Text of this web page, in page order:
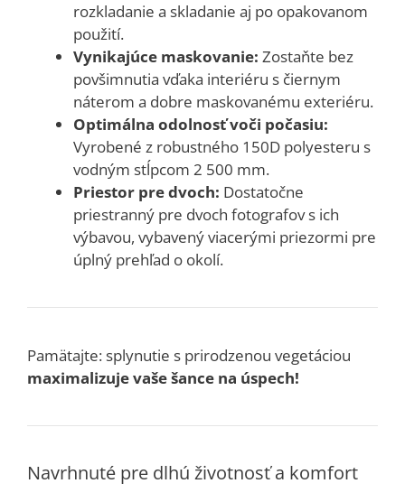
rozkladanie a skladanie aj po opakovanom
použití.
Vynikajúce maskovanie: Zostaňte bez
povšimnutia vďaka interiéru s čiernym
náterom a dobre maskovanému exteriéru.
Optimálna odolnosť voči počasiu:
Vyrobené z robustného 150D polyesteru s
vodným stĺpcom 2 500 mm.
Priestor pre dvoch: Dostatočne
priestranný pre dvoch fotografov s ich
výbavou, vybavený viacerými priezormi pre
úplný prehľad o okolí.
Pamätajte: splynutie s prirodzenou vegetáciou
maximalizuje vaše šance na úspech!
Navrhnuté pre dlhú životnosť a komfort